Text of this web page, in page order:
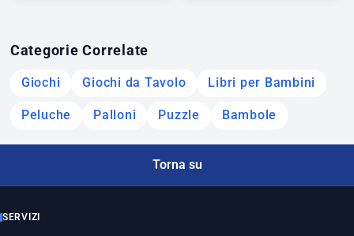
Categorie Correlate
Giochi Giochi da Tavolo Libri per Bambini
Peluche Palloni Puzzle Bambole
Torna su
SERVIZI